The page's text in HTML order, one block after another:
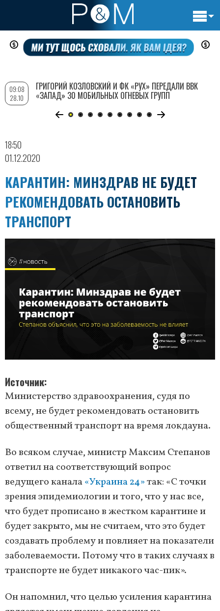
Перейти
содержанию
18:50
01.12.2020
КАРАНТИН: МИНЗДРАВ НЕ БУДЕТ
РЕКОМЕНДОВАТЬ ОСТАНОВИТЬ
ТРАНСПОРТ
Источник
Министерство здравоохранения, судя по
всему, не будет рекомендовать остановить
общественный транспорт на время локдауна.
Во всяком случае, министр Максим Степанов
ответил на соответствующий вопрос
ведущего канала«Украина 24»так: «С точки
зрения эпидемиологии и того, что у нас все,
что будет прописано в жестком карантине и
будет закрыто, мы не считаем, что это будет
создавать проблему и повлияет на показатели
заболеваемости. Потому что в таких случаях в
транспорте не будет никакого час-пик».
Он напомнил, что целью усиления карантина
09:08
28.10
ГРИГОРИЙ КОЗЛОВСКИЙ И ФК «РУХ» ПЕРЕДАЛИ ВВК
«ЗАПАД» 30 МОБИЛЬНЫХ ОГНЕВЫХ ГРУПП